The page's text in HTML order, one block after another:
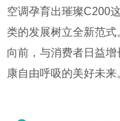
空调孕育出璀璨C200
类的发展树立全新范
向前，与消费者日益
康自由呼吸的美好未来